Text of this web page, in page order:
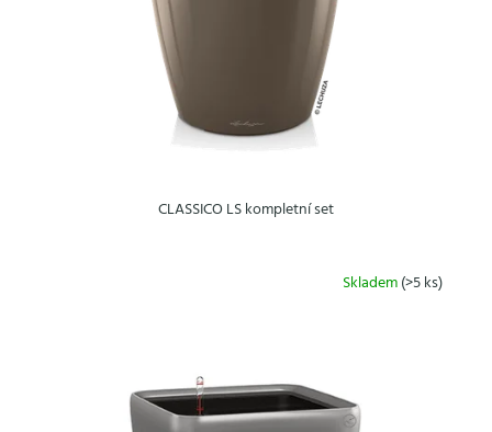
CLASSICO LS kompletní set
Skladem(>5 ks)